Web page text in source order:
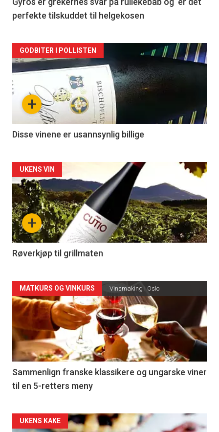
perfekte tilskuddet til helgekosen
Forsiden
akkurat
nå
3
+
GODBITER I POLLISTEN
Disse vinene er usannsynlig billige
Forsiden
akkurat
nå
-
4
+
UKENS VIN
Røverkjøp til grillmaten
Forsiden
akkurat
nå
-
5
MATKURS OG VINKURS Vinsmaking i Oslo
Sammenlign franske klassikere og ungarske viner
til en 5-retters meny
Forsiden
UKENS KAKE